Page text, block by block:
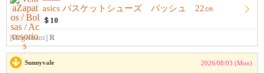
asics バスケットシューズ バッシュ 22㎝
＄10
[Registrant] R
Sunnyvale 2026/08/03 (Mon)